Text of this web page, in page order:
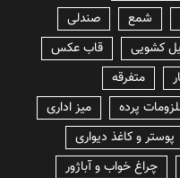
شمع
صندلی
کشویی
قاب عکس
متفرقه
پرده
میز اداری
پوستر و کاغذ دیواری
چراغ خواب و آباژور